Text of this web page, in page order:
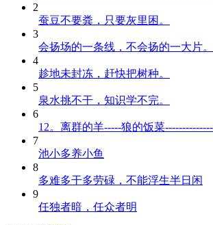
2
蚕豆不要粪，只要灰里困。
3
会扬场的一条线，不会扬的一大片。
4
趁地未封冻，赶快把树种。
5
泉水挑不干，知识学不完。
6
12。离群的羊-----狼的饭菜
7
池小多养小鱼
8
多难多干多劳碌，不能浮生半日闲
9
任独者暗，任众者明